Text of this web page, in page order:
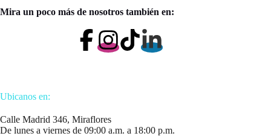
Mira un poco más de nosotros también en:
Ubicanos en:
Calle Madrid 346, Miraflores
De lunes a viernes de 09:00 a.m. a 18:00 p.m.